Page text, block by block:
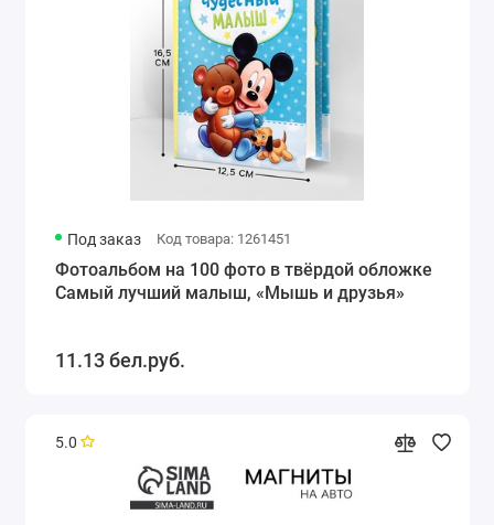
Под заказ Код товара: 1261451
Фотоальбом на 100 фото в твёрдой обложке
Самый лучший малыш, «Мышь и друзья»
11.13 бел.руб.
5.0